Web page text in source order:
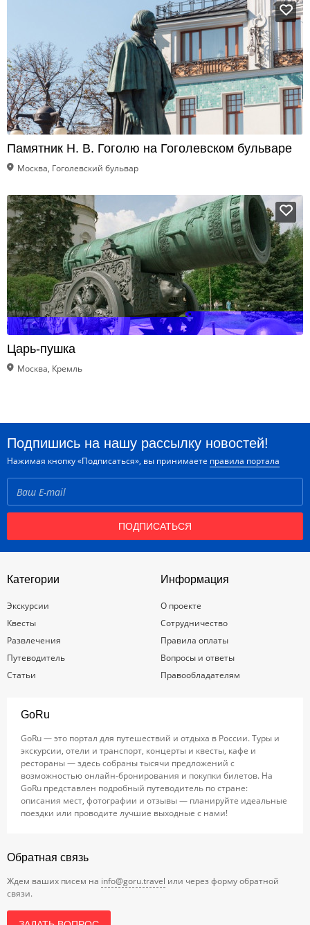
Памятник Н. В. Гоголю на Гоголевском бульваре
Москва, Гоголевский бульвар
Царь-пушка
Москва, Кремль
Подпишись на нашу рассылку новостей!
Нажимая кнопку «Подписаться», вы принимаете правила портала
ПОДПИСАТЬСЯ
Категории
Экскурсии
Квесты
Развлечения
Путеводитель
Статьи
Информация
О проекте
Сотрудничество
Правила оплаты
Вопросы и ответы
Правообладателям
GoRu
GoRu — это портал для путешествий и отдыха в России. Туры и
экскурсии, отели и транспорт, концерты и квесты, кафе и
рестораны — здесь собраны тысячи предложений с
возможностью онлайн-бронирования и покупки билетов. На
GoRu представлен подробный путеводитель по стране:
описания мест, фотографии и отзывы — планируйте идеальные
поездки или проводите лучшие выходные с нами!
Обратная связь
Ждем ваших писем на info@goru.travel или через форму обратной
связи.